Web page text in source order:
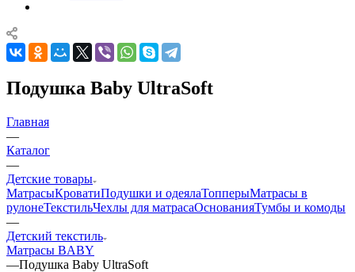
Подушка Baby UltraSoft
Главная
—
Каталог
—
Детские товары
МатрасыКроватиПодушки и одеялаТопперыМатрасы в
рулонеТекстильЧехлы для матрасаОснованияТумбы и комоды
—
Детский текстиль
Матрасы BABY
—Подушка Baby UltraSoft